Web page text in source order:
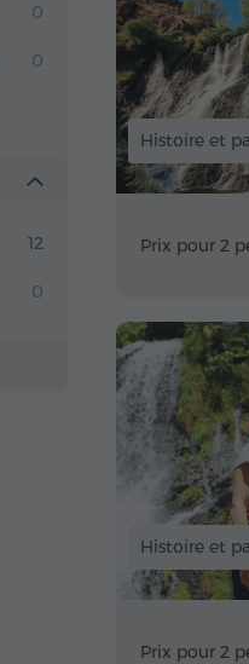
0
0
12
0
Histoire et
Prix pour 2
Histoire et
Prix pour 2